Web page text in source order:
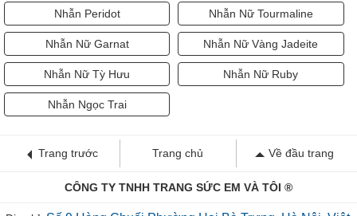
Nhẫn Peridot Nhẫn Nữ Tourmaline
Nhẫn Nữ Garnat Nhẫn Nữ Vàng Jadeite
Nhẫn Nữ Tỳ Hưu Nhẫn Nữ Ruby
Nhẫn Ngọc Trai
Trang trước Trang chủ Về đầu trang
CÔNG TY TNHH TRANG SỨC EM VÀ TÔI ®